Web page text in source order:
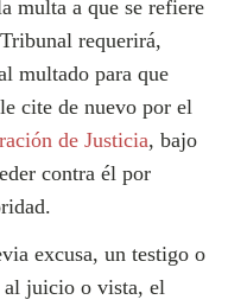
multa a que se refiere
requerirá,
multado para que
cite de nuevo por el
de Justicia, bajo
contra él por
excusa, un testigo o
al juicio o vista, el